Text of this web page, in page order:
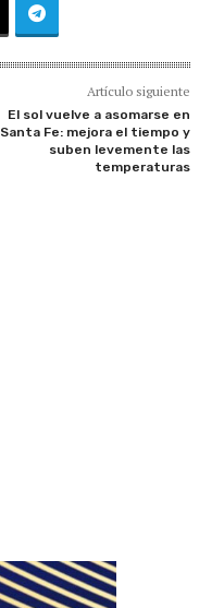
Artículo siguiente
El sol vuelve a asomarse en
Santa Fe: mejora el tiempo y
suben levemente las
temperaturas